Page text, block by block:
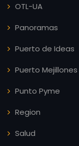
OTL-UA
Panoramas
Puerto de Ideas
Puerto Mejillones
Punto Pyme
Region
Salud